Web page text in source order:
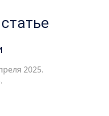
2025.